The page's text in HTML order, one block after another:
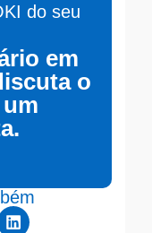
do seu
em
o